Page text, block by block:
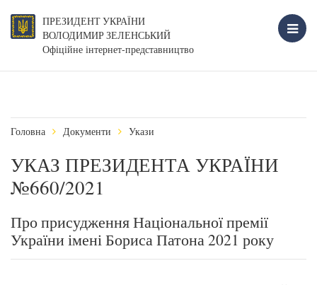
ПРЕЗИДЕНТ УКРАЇНИ
ВОЛОДИМИР ЗЕЛЕНСЬКИЙ
Офіційне інтернет-представництво
Головна Документи Укази
УКАЗ ПРЕЗИДЕНТА УКРАЇНИ
№660/2021
​Про присудження Національної премії
України імені Бориса Патона 2021 року